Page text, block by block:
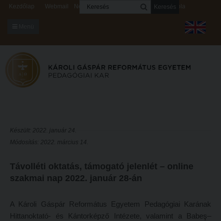
KARUNKRÓL
Dékáni Hivatal
Bizottságok
Hitélet
Intézetek
Hittanoktató- és Kántorképző Intézet
Gyakorlati és Továbbképzési Intézet
Kezdőlap Webmail Neptun Digitális rendszerek Kapcsolat
Keresés
KARUNKRÓL
A kar vezetése
Bizottságok
Készült: 2022. január 24.
Módosítás: 2022. március 14.
Távolléti oktatás, támogató jelenlét – online
szakmai nap 2022. január 28-án
A Károli Gáspár Református Egyetem Pedagógiai Karának
Hittanoktató- és Kántorképző Intézete, valamint a Babeş–